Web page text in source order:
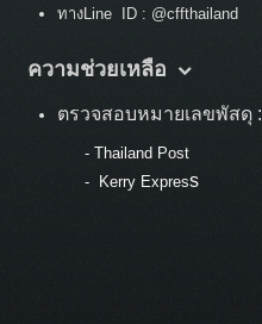
ทางLine ID : @cffthailand
ความช่วยเหลือ
ตรวจสอบหมายเลขพัสดุ :
- Thailand Post
-
Kerry Express